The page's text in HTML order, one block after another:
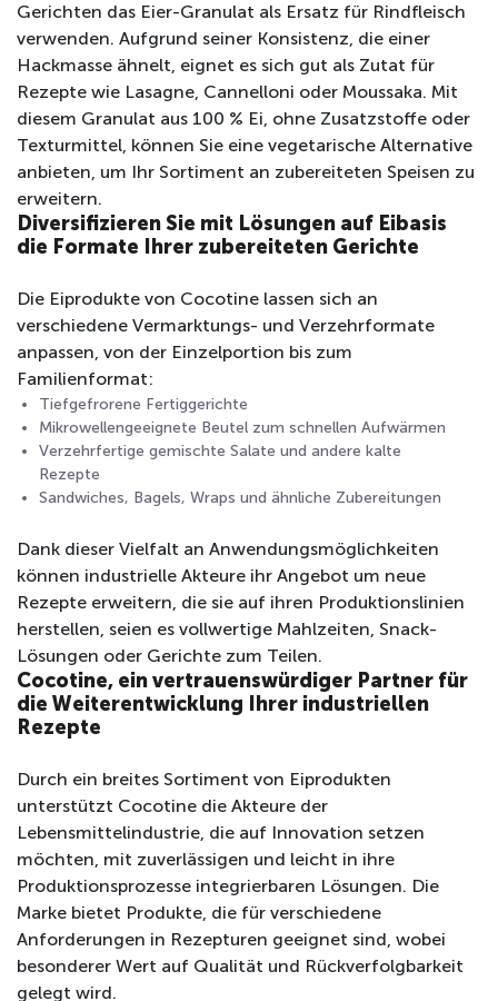
Gerichten das Eier-Granulat als Ersatz für Rindfleisch
verwenden. Aufgrund seiner Konsistenz, die einer
Hackmasse ähnelt, eignet es sich gut als Zutat für
Rezepte wie Lasagne, Cannelloni oder Moussaka. Mit
diesem Granulat aus 100 % Ei, ohne Zusatzstoffe oder
Texturmittel, können Sie eine vegetarische Alternative
anbieten, um Ihr Sortiment an zubereiteten Speisen zu
erweitern.
Diversifizieren Sie mit Lösungen auf Eibasis
die Formate Ihrer zubereiteten Gerichte
Die Eiprodukte von Cocotine lassen sich an
verschiedene Vermarktungs- und Verzehrformate
anpassen, von der Einzelportion bis zum
Familienformat:
Tiefgefrorene Fertiggerichte
Mikrowellengeeignete Beutel zum schnellen Aufwärmen
Verzehrfertige gemischte Salate und andere kalte
Rezepte
Sandwiches, Bagels, Wraps und ähnliche Zubereitungen
Dank dieser Vielfalt an Anwendungsmöglichkeiten
können industrielle Akteure ihr Angebot um neue
Rezepte erweitern, die sie auf ihren Produktionslinien
herstellen, seien es vollwertige Mahlzeiten, Snack-
Lösungen oder Gerichte zum Teilen.
Cocotine, ein vertrauenswürdiger Partner für
die Weiterentwicklung Ihrer industriellen
Rezepte
Durch ein breites Sortiment von Eiprodukten
unterstützt Cocotine die Akteure der
Lebensmittelindustrie, die auf Innovation setzen
möchten, mit zuverlässigen und leicht in ihre
Produktionsprozesse integrierbaren Lösungen. Die
Marke bietet Produkte, die für verschiedene
Anforderungen in Rezepturen geeignet sind, wobei
besonderer Wert auf Qualität und Rückverfolgbarkeit
gelegt wird.